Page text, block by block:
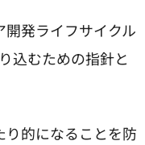
開発ライフサイクル
込むための指針と
り的になることを防